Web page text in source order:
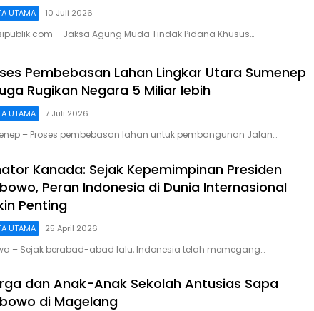
UTAMA 10 Juli 2026
– Jaksa Agung Muda Tindak Pidana Khusus…
Pembebasan Lahan Lingkar Utara Sumenep
Rugikan Negara 5 Miliar lebih
UTAMA 7 Juli 2026
– Proses pembebasan lahan untuk pembangunan Jalan…
Kanada: Sejak Kepemimpinan Presiden
Peran Indonesia di Dunia Internasional
Penting
UTAMA 25 April 2026
– Sejak berabad-abad lalu, Indonesia telah memegang…
dan Anak-Anak Sekolah Antusias Sapa
di Magelang